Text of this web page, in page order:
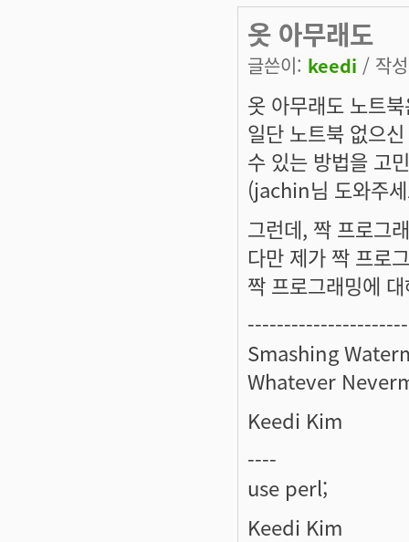
옷 아무래도
글쓴이: keedi / 작
옷 아무래도 노트
일단 노트북 없으
수 있는 방법을 고
(jachin님 도와주
그런데, 짝 프로그
다만 제가 짝 프로
짝 프로그래밍에
Smashing
Whatever
Keedi Kim
----
use perl;
Keedi Kim